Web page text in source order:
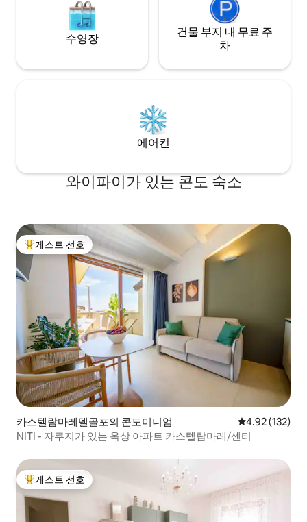
수영장
건물 부지 내 무료 주
차
에어컨
와이파이가 있는 콘도 숙소
상위 게스트 선호
게스트 선호
카스텔람마레델골포의 콘도미니엄 평점 4.92점(5
4.92 (132)
NITI - 자쿠지가 있는 옥상 아파트 카스텔람마레/센터
상위 게스트 선호
게스트 선호